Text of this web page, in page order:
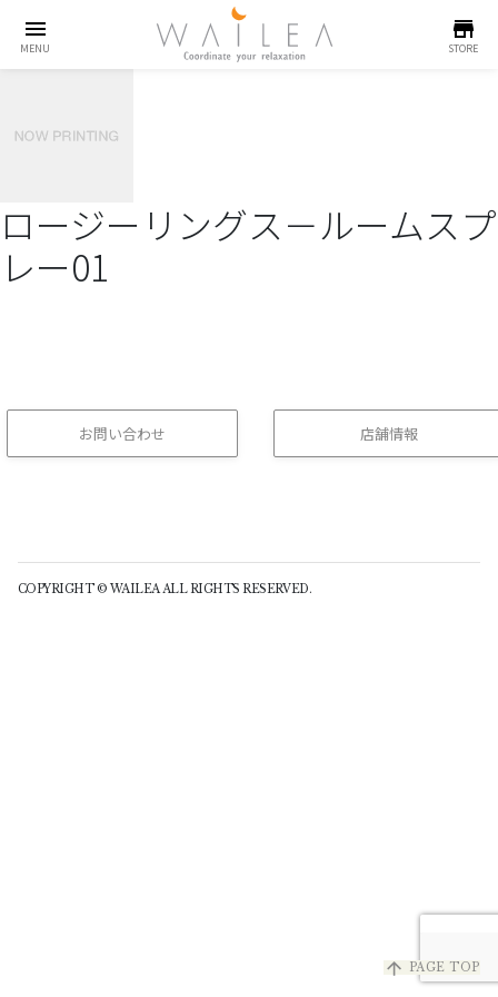
menu
MENU
store
STORE
ロージーリングス－ルームスプ
レー01
お問い合わせ 店舗情報
arrow_upward PAGE TOP
COPYRIGHT © WAILEA ALL RIGHTS RESERVED.